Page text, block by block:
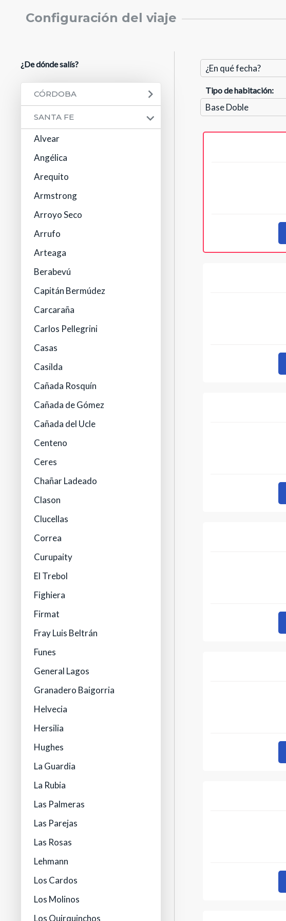
Configuración del viaje
¿De dónde salís?
CÓRDOBA
SANTA FE
Alvear
Angélica
Arequito
Armstrong
Arroyo Seco
Arrufo
Arteaga
Berabevú
Capitán Bermúdez
Carcaraña
Carlos Pellegrini
Casas
Casilda
Cañada Rosquín
Cañada de Gómez
Cañada del Ucle
Centeno
Ceres
Chañar Ladeado
Clason
Clucellas
Correa
Curupaity
El Trebol
Fighiera
Firmat
Fray Luis Beltrán
Funes
General Lagos
Granadero Baigorria
Helvecia
Hersilia
Hughes
La Guardia
La Rubia
Las Palmeras
Las Parejas
Las Rosas
Lehmann
Los Cardos
Los Molinos
Los Quirquinchos
Tipo de habitación: